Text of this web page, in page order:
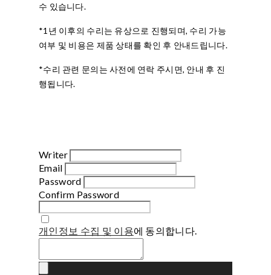
수 있습니다.
*1년 이후의 수리는 유상으로 진행되며, 수리 가능
여부 및 비용은 제품 상태를 확인 후 안내드립니다.
*수리 관련 문의는 사전에 연락 주시면, 안내 후 진
행됩니다.
Writer
Email
Password
Confirm Password
개인정보 수집 및 이용에 동의합니다.